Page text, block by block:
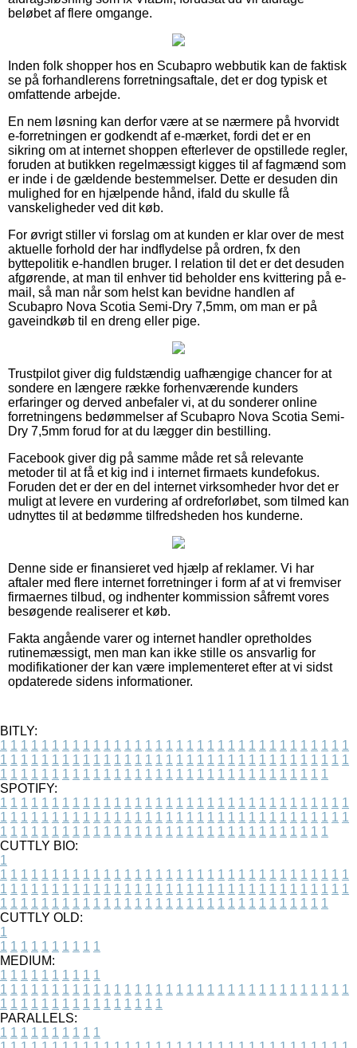
beløbet af flere omgange.
Inden folk shopper hos en Scubapro webbutik kan de faktisk
se på forhandlerens forretningsaftale, det er dog typisk et
omfattende arbejde.
En nem løsning kan derfor være at se nærmere på hvorvidt
e-forretningen er godkendt af e-mærket, fordi det er en
sikring om at internet shoppen efterlever de opstillede regler,
foruden at butikken regelmæssigt kigges til af fagmænd som
er inde i de gældende bestemmelser. Dette er desuden din
mulighed for en hjælpende hånd, ifald du skulle få
vanskeligheder ved dit køb.
For øvrigt stiller vi forslag om at kunden er klar over de mest
aktuelle forhold der har indflydelse på ordren, fx den
byttepolitik e-handlen bruger. I relation til det er det desuden
afgørende, at man til enhver tid beholder ens kvittering på e-
mail, så man når som helst kan bevidne handlen af
Scubapro Nova Scotia Semi-Dry 7,5mm, om man er på
gaveindkøb til en dreng eller pige.
Trustpilot giver dig fuldstændig uafhængige chancer for at
sondere en længere række forhenværende kunders
erfaringer og derved anbefaler vi, at du sonderer online
forretningens bedømmelser af Scubapro Nova Scotia Semi-
Dry 7,5mm forud for at du lægger din bestilling.
Facebook giver dig på samme måde ret så relevante
metoder til at få et kig ind i internet firmaets kundefokus.
Foruden det er der en del internet virksomheder hvor det er
muligt at levere en vurdering af ordreforløbet, som tilmed kan
udnyttes til at bedømme tilfredsheden hos kunderne.
Denne side er finansieret ved hjælp af reklamer. Vi har
aftaler med flere internet forretninger i form af at vi fremviser
firmaernes tilbud, og indhenter kommission såfremt vores
besøgende realiserer et køb.
Fakta angående varer og internet handler opretholdes
rutinemæssigt, men man kan ikke stille os ansvarlig for
modifikationer der kan være implementeret efter at vi sidst
opdaterede sidens informationer.
BITLY:
1 1 1 1 1 1 1 1 1 1 1 1 1 1 1 1 1 1 1 1 1 1 1 1 1 1 1 1 1 1 1 1 1 1
1 1 1 1 1 1 1 1 1 1 1 1 1 1 1 1 1 1 1 1 1 1 1 1 1 1 1 1 1 1 1 1 1 1
1 1 1 1 1 1 1 1 1 1 1 1 1 1 1 1 1 1 1 1 1 1 1 1 1 1 1 1 1 1 1 1
SPOTIFY:
1 1 1 1 1 1 1 1 1 1 1 1 1 1 1 1 1 1 1 1 1 1 1 1 1 1 1 1 1 1 1 1 1 1
1 1 1 1 1 1 1 1 1 1 1 1 1 1 1 1 1 1 1 1 1 1 1 1 1 1 1 1 1 1 1 1 1 1
1 1 1 1 1 1 1 1 1 1 1 1 1 1 1 1 1 1 1 1 1 1 1 1 1 1 1 1 1 1 1 1
CUTTLY BIO:
1
1 1 1 1 1 1 1 1 1 1 1 1 1 1 1 1 1 1 1 1 1 1 1 1 1 1 1 1 1 1 1 1 1 1
1 1 1 1 1 1 1 1 1 1 1 1 1 1 1 1 1 1 1 1 1 1 1 1 1 1 1 1 1 1 1 1 1 1
1 1 1 1 1 1 1 1 1 1 1 1 1 1 1 1 1 1 1 1 1 1 1 1 1 1 1 1 1 1 1 1
CUTTLY OLD:
1
1 1 1 1 1 1 1 1 1 1
MEDIUM:
1 1 1 1 1 1 1 1 1 1
1 1 1 1 1 1 1 1 1 1 1 1 1 1 1 1 1 1 1 1 1 1 1 1 1 1 1 1 1 1 1 1 1 1
1 1 1 1 1 1 1 1 1 1 1 1 1 1 1 1
PARALLELS:
1 1 1 1 1 1 1 1 1 1